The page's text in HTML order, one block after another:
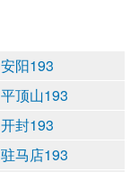
安阳193
平顶山193
开封193
驻马店193